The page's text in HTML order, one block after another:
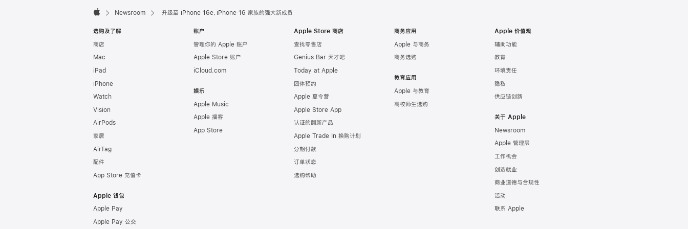
Footer

Newsroom 升级至 iPhone 16e，iPhone 16 家族的强大新成员
选购及了解
商店
Mac
iPad
iPhone
Watch
Vision
AirPods
家居
AirTag
配件
App Store 充值卡
Apple 钱包
Apple Pay
Apple Pay 公交
账户
管理你的 Apple 账户
Apple Store 账户
iCloud.com
娱乐
Apple Music
Apple 播客
App Store
Apple Store 商店
查找零售店
Genius Bar 天才吧
Today at Apple
团体预约
Apple 夏令营
Apple Store App
认证的翻新产品
Apple Trade In 换购计划
分期付款
订单状态
选购帮助
商务应用
Apple 与商务
商务选购
教育应用
Apple 与教育
高校师生选购
Apple 价值观
辅助功能
教育
环境责任
隐私
供应链创新
关于 Apple
Newsroom
Apple 管理层
工作机会
创造就业
商业道德与合规性
活动
联系 Apple